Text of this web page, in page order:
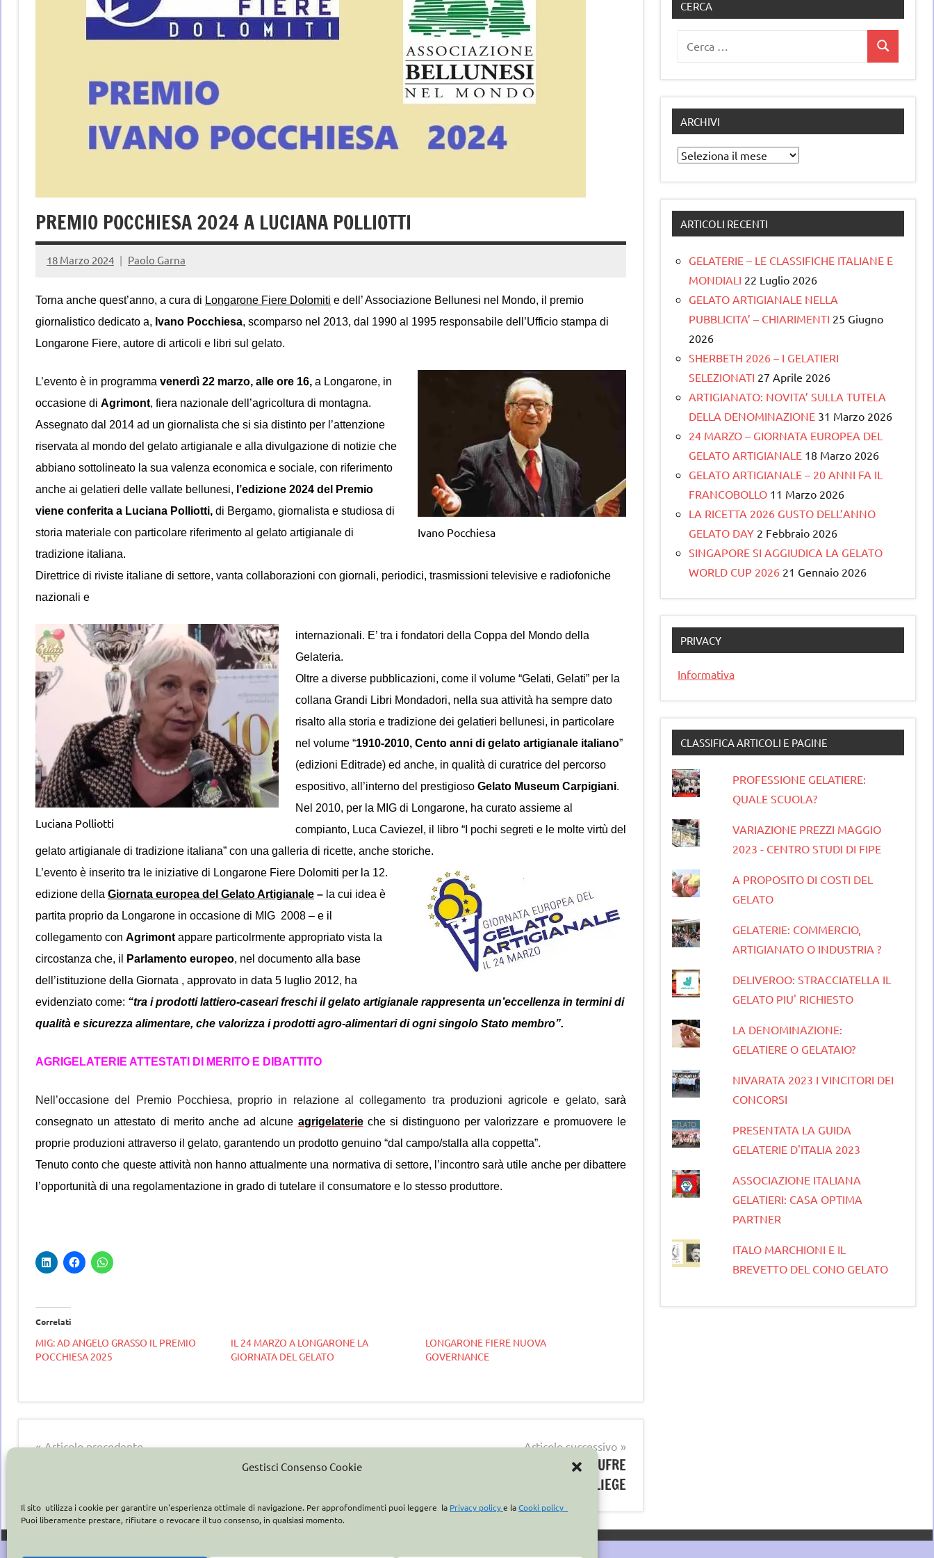
Gestisci Consenso Cookie
Il sito utilizza i cookie per garantire un'esperienza ottimale di navigazione. Per approfondimenti puoi leggere la Privacy policye laCooki policy
Puoi liberamente prestare, rifiutare o revocare il tuo consenso, in qualsiasi momento.
PREMIO POCCHIESA 2024 A LUCIANA POLLIOTTI
18 Marzo 2024 Paolo Garna
Torna anche quest’anno, a cura di Longarone Fiere Dolomiti e dell’ Associazione Bellunesi nel Mondo, il premio
giornalistico dedicato a, Ivano Pocchiesa, scomparso nel 2013, dal 1990 al 1995 responsabile dell’Ufficio stampa di
Longarone Fiere, autore di articoli e libri sul gelato.
Ivano Pocchiesa
L’evento è in programma venerdì 22 marzo, alle ore 16, a Longarone, in
occasione di Agrimont, fiera nazionale dell’agricoltura di montagna.
Assegnato dal 2014 ad un giornalista che si sia distinto per l’attenzione
riservata al mondo del gelato artigianale e alla divulgazione di notizie che
abbiano sottolineato la sua valenza economica e sociale, con riferimento
anche ai gelatieri delle vallate bellunesi, l’edizione 2024 del Premio
viene conferita a Luciana Polliotti, di Bergamo, giornalista e studiosa di
storia materiale con particolare riferimento al gelato artigianale di
tradizione italiana.
Direttrice di riviste italiane di settore, vanta collaborazioni con giornali, periodici, trasmissioni televisive e radiofoniche
nazionali e
Luciana Polliotti
internazionali. E’ tra i fondatori della Coppa del Mondo della
Gelateria.
Oltre a diverse pubblicazioni, come il volume “Gelati, Gelati” per la
collana Grandi Libri Mondadori, nella sua attività ha sempre dato
risalto alla storia e tradizione dei gelatieri bellunesi, in particolare
nel volume “1910-2010, Cento anni di gelato artigianale italiano”
(edizioni Editrade) ed anche, in qualità di curatrice del percorso
espositivo, all’interno del prestigioso Gelato Museum Carpigiani.
Nel 2010, per la MIG di Longarone, ha curato assieme al
compianto, Luca Caviezel, il libro “I pochi segreti e le molte virtù del
gelato artigianale di tradizione italiana” con una galleria di ricette, anche storiche.
L’evento è inserito tra le iniziative di Longarone Fiere Dolomiti per la 12.
edizione della Giornata europea del Gelato Artigianale – la cui idea è
partita proprio da Longarone in occasione di MIG 2008 – e il
collegamento con Agrimont appare particolrmente appropriato vista la
circostanza che, il
Parlamento europeo, nel documento alla base
dell’istituzione della Giornata , approvato in data 5 luglio 2012, ha
evidenziato come: “tra i prodotti lattiero-caseari freschi il gelato artigianale rappresenta un’eccellenza in termini di
qualità e sicurezza alimentare, che valorizza i prodotti agro-alimentari di ogni singolo Stato membro”.
AGRIGELATERIE ATTESTATI DI MERITO E DIBATTITO
Nell’occasione del Premio Pocchiesa, proprio in relazione al collegamento tra produzioni agricole e gelato, sarà
consegnato un attestato di merito anchead alcune agrigelaterie che si distinguono per valorizzare e promuovere le
proprie produzioni attraverso il gelato, garantendo un prodotto genuino “dal campo/stalla alla coppetta”.
Tenuto conto che queste attività non hanno attualmente una normativa di settore, l’incontro sarà utile anche per dibattere
l’opportunità di una regolamentazione in grado di tutelare il consumatore e lo stesso produttore.
Correlati
MIG: AD ANGELO GRASSO IL PREMIO
POCCHIESA 2025
IL 24 MARZO A LONGARONE LA
GIORNATA DEL GELATO
LONGARONE FIERE NUOVA
GOVERNANCE
gelato
Navigazione
Articolo precedente
FRANCOBOLLO GELATO ARTIGIANALE.
Articolo successivo
GIORNATA EUROPEA IL 24 MARZO CON LA GAUFRE
DE LIEGE
CERCA
Cerca
ARCHIVI
Archivi
ARTICOLI RECENTI
GELATERIE – LE CLASSIFICHE ITALIANE E
MONDIALI 22 Luglio 2026
GELATO ARTIGIANALE NELLA
PUBBLICITA’ – CHIARIMENTI 25 Giugno
2026
SHERBETH 2026 – I GELATIERI
SELEZIONATI 27 Aprile 2026
ARTIGIANATO: NOVITA’ SULLA TUTELA
DELLA DENOMINAZIONE 31 Marzo 2026
24 MARZO – GIORNATA EUROPEA DEL
GELATO ARTIGIANALE 18 Marzo 2026
GELATO ARTIGIANALE – 20 ANNI FA IL
FRANCOBOLLO 11 Marzo 2026
LA RICETTA 2026 GUSTO DELL’ANNO
GELATO DAY 2 Febbraio 2026
SINGAPORE SI AGGIUDICA LA GELATO
WORLD CUP 2026 21 Gennaio 2026
PRIVACY
Informativa
CLASSIFICA ARTICOLI E PAGINE
PROFESSIONE GELATIERE:
QUALE SCUOLA?
VARIAZIONE PREZZI MAGGIO
2023 - CENTRO STUDI DI FIPE
A PROPOSITO DI COSTI DEL
GELATO
GELATERIE: COMMERCIO,
ARTIGIANATO O INDUSTRIA ?
DELIVEROO: STRACCIATELLA IL
GELATO PIU' RICHIESTO
LA DENOMINAZIONE:
GELATIERE O GELATAIO?
NIVARATA 2023 I VINCITORI DEI
CONCORSI
PRESENTATA LA GUIDA
GELATERIE D'ITALIA 2023
ASSOCIAZIONE ITALIANA
GELATIERI: CASA OPTIMA
PARTNER
ITALO MARCHIONI E IL
BREVETTO DEL CONO GELATO